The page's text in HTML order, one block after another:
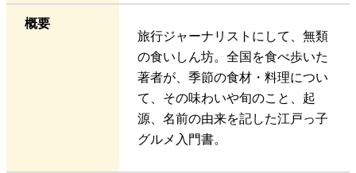
概要
旅行ジャーナリストにして、無類
の食いしん坊。全国を食べ歩いた
著者が、季節の食材・料理につい
て、その味わいや旬のこと、起
源、名前の由来を記した江戸っ子
グルメ入門書。